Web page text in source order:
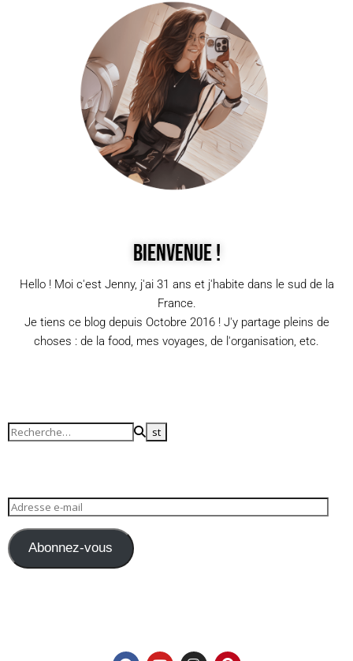
Bienvenue !
Hello ! Moi c'est Jenny, j'ai 31 ans et j'habite dans le sud de la
France.
Je tiens ce blog depuis Octobre 2016 ! J'y partage pleins de
choses : de la food, mes voyages, de l'organisation, etc.
Abonnez-vous